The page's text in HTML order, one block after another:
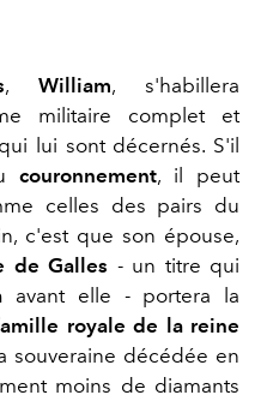
, William, s'habillera
militaire complet et
qui lui sont décernés. S'il
couronnement, il peut
celles des pairs du
c'est que son épouse,
de Galles - un titre qui
avant elle - portera la
royale de la reine
souveraine décédée en
moins de diamants